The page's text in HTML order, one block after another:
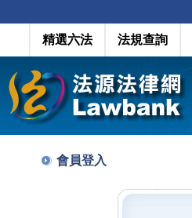
精選六法 法規查詢
會員登入